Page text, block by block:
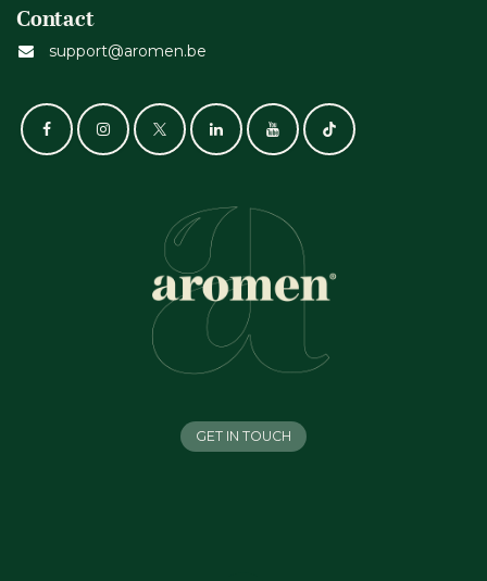
Contact
support@aromen.be
GET IN TOUCH